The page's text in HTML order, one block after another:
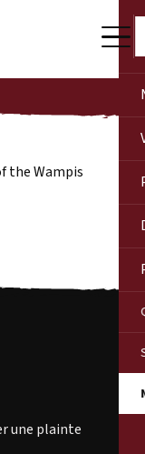
the Wampis
une plainte